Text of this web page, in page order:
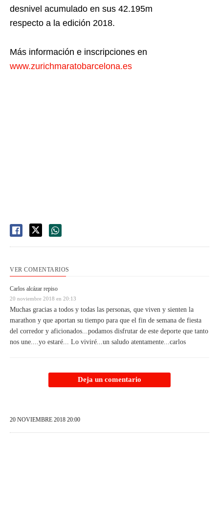
desnivel acumulado en sus 42.195m
respecto a la edición 2018.
Más información e inscripciones en
www.zurichmaratobarcelona.es
VER COMENTARIOS
Carlos alcázar repiso
20 noviembre 2018 en 20:13
Muchas gracias a todos y todas las personas, que viven y sienten la
marathon y que aportan su tiempo para que el fin de semana de fiesta
del corredor y aficionados...podamos disfrutar de este deporte que tanto
nos une....yo estaré... Lo viviré...un saludo atentamente...carlos
Deja un comentario
20 NOVIEMBRE 2018 20:00